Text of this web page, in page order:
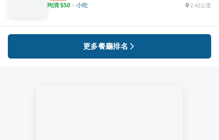
均消 $50 ・ 小吃 2.42公里
更多餐廳排名